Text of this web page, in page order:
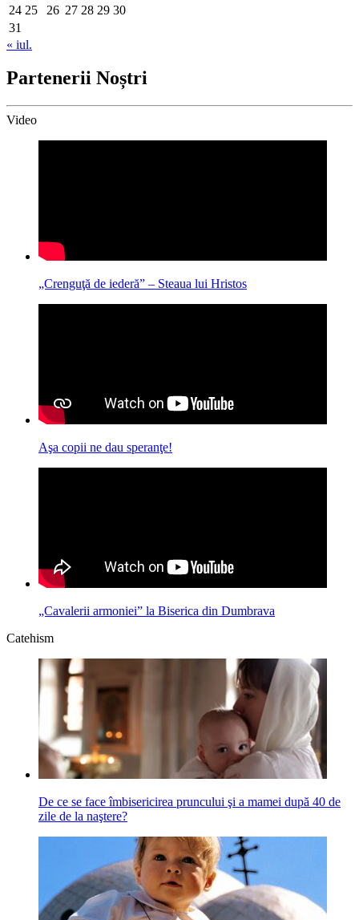
24 25 26 27 28 29 30
31
« iul.
Partenerii Noștri
Video
„Crenguţă de iederă” – Steaua lui Hristos
Aşa copii ne dau speranţe!
„Cavalerii armoniei” la Biserica din Dumbrava
Catehism
De ce se face îmbisericirea pruncului şi a mamei după 40 de
zile de la naştere?